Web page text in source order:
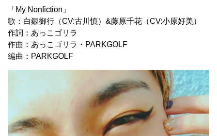
「My Nonfiction」
歌：白銀御行（CV:古川慎）&藤原千花（CV:小原好美）
作詞：あっこゴリラ
作曲：あっこゴリラ・PARKGOLF
編曲：PARKGOLF